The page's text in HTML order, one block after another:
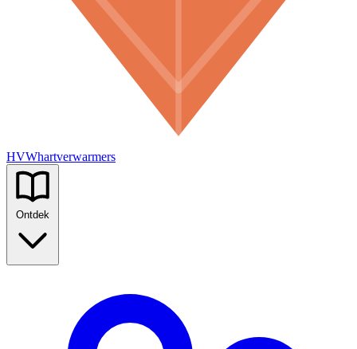
HVWhartverwarmers
Ontdek